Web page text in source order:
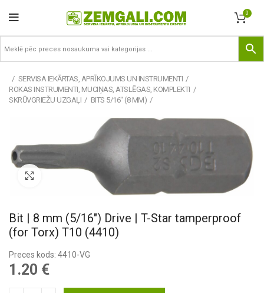
0
SERVISA IEKĀRTAS, APRĪKOJUMS UN INSTRUMENTI
ROKAS INSTRUMENTI, MUCIŅAS, ATSLĒGAS, KOMPLEKTI
SKRŪVGRIEŽU UZGAĻI
BITS 5/16" (8 MM)
Bit | 8 mm (5/16″) Drive | T-Star tamperproof
(for Torx) T10 (4410)
Preces kods: 4410-VG
1.20 €